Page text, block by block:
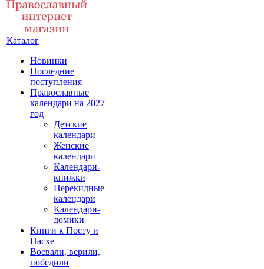
Каталог
Новинки
Последние
поступления
Православные
календари на 2027
год
Детские
календари
Женские
календари
Календари-
книжки
Перекидные
календари
Календари-
домики
Книги к Посту и
Пасхе
Воевали, верили,
победили